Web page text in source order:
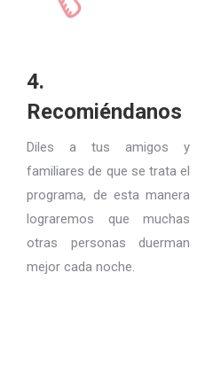
4.
Recomiéndanos
Diles a tus amigos y
familiares de que se trata el
programa, de esta manera
lograremos que muchas
otras personas duerman
mejor cada noche.